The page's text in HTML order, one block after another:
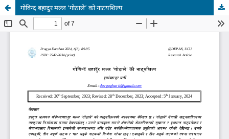
गोविन्द बहादुर मल्ल ‘गोठाले’ को नाटयशिल्प